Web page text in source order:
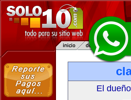
El